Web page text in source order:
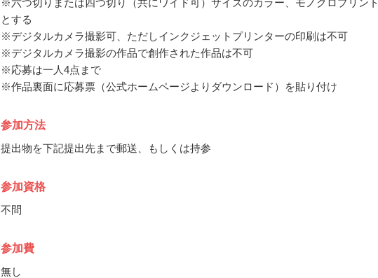
※六つ切りまたは四つ切り（共にワイド可）サイズのカラー、モノクロプリント
とする
※デジタルカメラ撮影可、ただしインクジェットプリンターの印刷は不可
※デジタルカメラ撮影の作品で創作された作品は不可
※応募は一人4点まで
※作品裏面に応募票（公式ホームページよりダウンロード）を貼り付け
参加方法
提出物を下記提出先まで郵送、もしくは持参
参加資格
不問
参加費
無し